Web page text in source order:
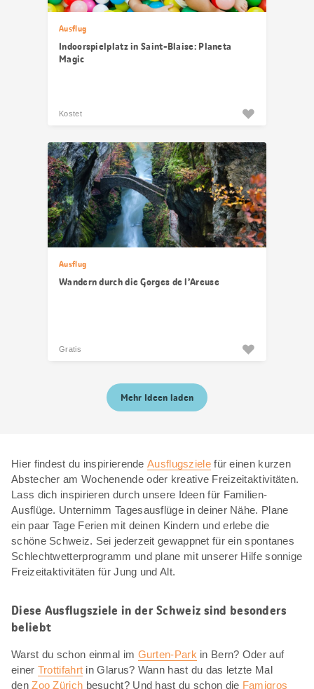
Ausflug
Indoorspielplatz in Saint-Blaise: Planeta
Magic
Kostet
Ausflug
Wandern durch die Gorges de l’Areuse
Gratis
Mehr Ideen laden
Hier findest du inspirierendeAusflugszielefür einen kurzen
Abstecher am Wochenende oder kreative Freizeitaktivitäten.
Lass dich inspirieren durch unsere Ideen für Familien-
Ausflüge. Unternimm Tagesausflüge in deiner Nähe. Plane
ein paar Tage Ferien mit deinen Kindern und erlebe die
schöne Schweiz. Sei jederzeit gewappnet für ein spontanes
Schlechtwetterprogramm und plane mit unserer Hilfe sonnige
Freizeitaktivitäten für Jung und Alt.
Diese Ausflugsziele in der Schweiz sind besonders
beliebt
Warst du schon einmal im Gurten-Park in Bern? Oder auf
einer Trottifahrt in Glarus? Wann hast du das letzte Mal
denZoo Zürich besucht? Und hast du schon die Famigros